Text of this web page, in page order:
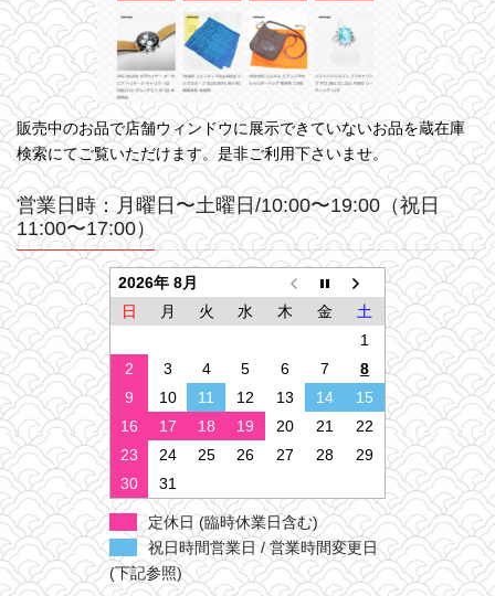
販売中のお品で店舗ウィンドウに展示できていないお品を蔵在庫
検索にてご覧いただけます。是非ご利用下さいませ。
営業日時：月曜日〜土曜日/10:00〜19:00（祝日
11:00〜17:00）
2026年 8月
日
月 火 水 木 金
土
1
2
3 4 5 6 7
8
9
10 11 12 13 14
15
16
17 18 19 20 21
22
23
24 25 26 27 28
29
30
31
定休日 (臨時休業日含む)
祝日時間営業日 / 営業時間変更日
(下記参照)